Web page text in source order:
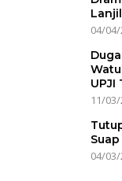
04/
UPJI
11/
04/